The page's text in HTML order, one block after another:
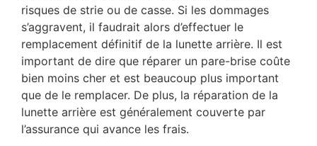
risques de strie ou de casse. Si les dommages
s’aggravent, il faudrait alors d’effectuer le
remplacement définitif de la lunette arrière. Il est
important de dire que réparer un pare-brise coûte
bien moins cher et est beaucoup plus important
que de le remplacer. De plus, la réparation de la
lunette arrière est généralement couverte par
l’assurance qui avance les frais.